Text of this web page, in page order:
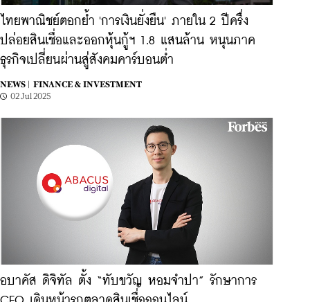
ไทยพาณิชย์ตอกย้ำ 'การเงินยั่งยืน' ภายใน 2 ปีครึ่ง
ปล่อยสินเชื่อและออกหุ้นกู้ฯ 1.8 แสนล้าน หนุนภาค
ธุรกิจเปลี่ยนผ่านสู่สังคมคาร์บอนต่ำ
NEWS |
FINANCE & INVESTMENT
02 Jul 2025
อบาคัส ดิจิทัล ตั้ง “ทับขวัญ หอมจำปา” รักษาการ